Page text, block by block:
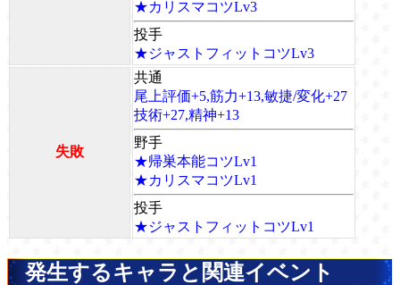
★カリスマコツLv3
投手
★ジャストフィットコツLv3
失敗
共通
尾上評価+5,筋力+13,敏捷/変化+27
技術+27,精神+13
野手
★帰巣本能コツLv1
★カリスマコツLv1
投手
★ジャストフィットコツLv1
発生するキャラと関連イベント